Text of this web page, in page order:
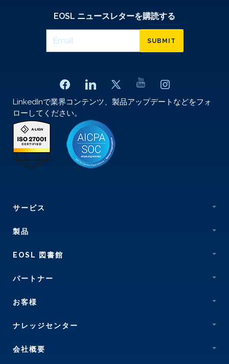
EOSL ニュースレターを購読する
SUBMIT
LinkedInで業界コンテンツ、製品アップデートなどをフォ
ローしてください。
サービス
製品
EOSL 図書館
パートナー
お客様
ナレッジセンター
会社概要